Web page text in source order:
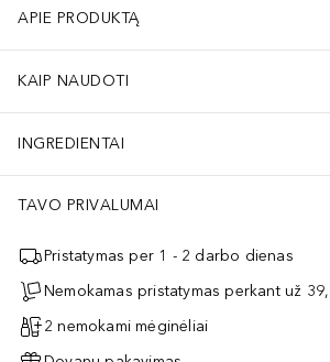
APIE PRODUKTĄ
KAIP NAUDOTI
INGREDIENTAI
TAVO PRIVALUMAI
Pristatymas per 1 - 2 darbo dienas
Nemokamas pristatymas perkant už
2 nemokami mėginėliai